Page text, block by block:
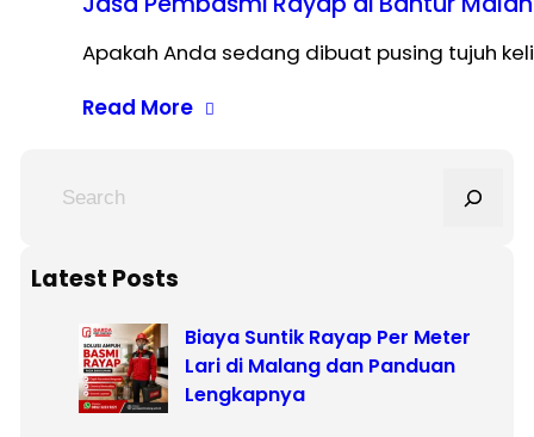
Apakah Anda sedang dibuat pusing tujuh
Read More
rLatest Posts
Biaya Suntik Rayap Per Meter
Lari di Malang dan Panduan
Lengkapnya